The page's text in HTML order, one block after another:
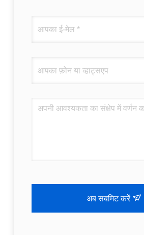
अब सबमिट करें